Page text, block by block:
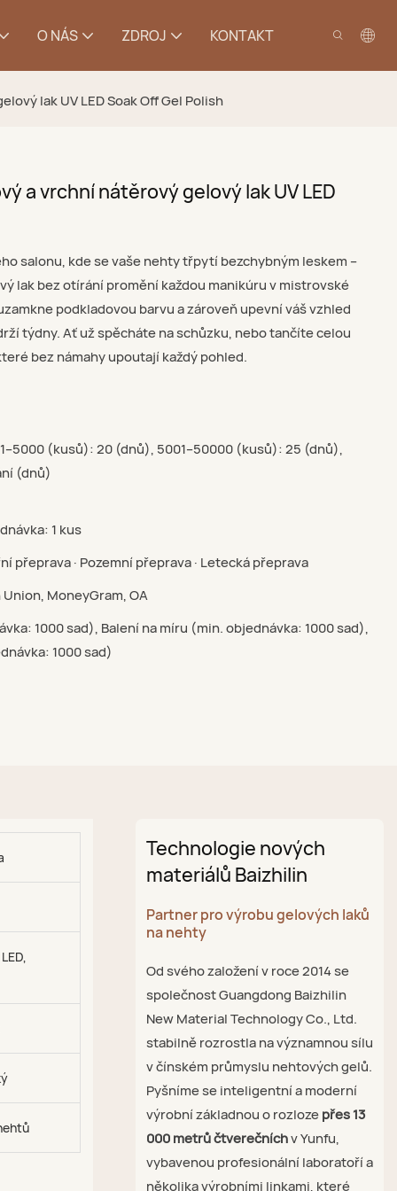
O NÁS ZDROJ KONTAKT
lak UV LED Soak Off Gel Polish
a vrchní nátěrový gelový lak UV LED
salonu, kde se vaše nehty třpytí bezchybným leskem –
lak bez otírání promění každou manikúru v mistrovské
podkladovou barvu a zároveň upevní váš vzhled
týdny. Ať už spěcháte na schůzku, nebo tančíte celou
bez námahy upoutají každý pohled.
(kusů): 20 (dnů), 5001–50000 (kusů): 25 (dnů),
(dnů)
1 kus
přeprava · Pozemní přeprava · Letecká přeprava
MoneyGram, OA
1000 sad), Balení na míru (min. objednávka: 1000 sad),
1000 sad)
Technologie nových
materiálů Baizhilin
Partner pro výrobu gelových laků
na nehty
Od svého založení v roce 2014 se
společnost Guangdong Baizhilin
New Material Technology Co., Ltd.
stabilně rozrostla na významnou sílu
v čínském průmyslu nehtových gelů.
Pyšníme se inteligentní a moderní
výrobní základnou o rozlozepřes 13
000 metrů čtverečníchv Yunfu,
vybavenou profesionální laboratoří a
několika výrobními linkami, které